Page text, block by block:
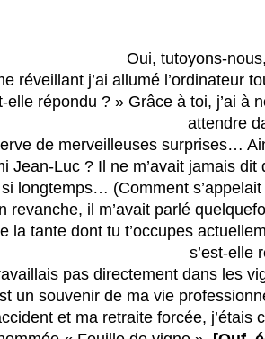
Oui, tutoyons-
réveillant j’ai allumé l’ordinateur
elle répondu ? » Grâce à toi, j’ai à
attendre
de merveilleuses surprises…
Jean-Luc ? Il ne m’avait jamais dit
longtemps… (Comment
revanche, il m’avait parlé
la tante dont tu t’occupes
s’est-elle
pas directement dans les
un souvenir de ma vie
et ma retraite forcée, j’étais